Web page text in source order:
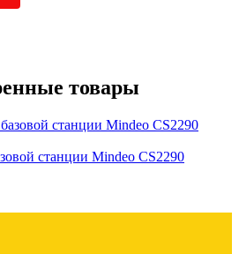
товары
станции Mindeo CS2290